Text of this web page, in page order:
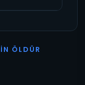
I N Ö L D Ü R